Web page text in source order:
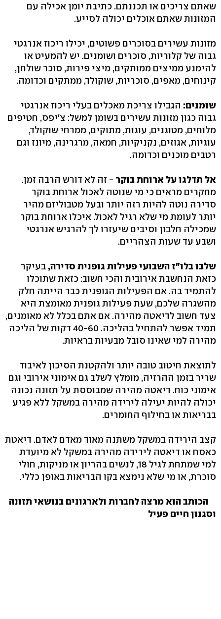
שאתם צריכים או תכננתם. כתיבת יומן אכילה עם
המזונות שאתם אוכלים יכולה לסייע.
מזונות עשירים בסוכרים פשוטים, יכילו ריכוז אנרגטי
גבוה של קלוריות, סוכרים ושומנים. יש להמעיט או
להימנע ממיצים ממותקים, מיצי פירות, סוכר שולחן,
קינוחים, מאפים, סוכריות, שוקולד, ממתקים וכדומה.
שומנים: הגבילו צריכת מאכלים בעלי ריכוז אנרגטי
גבוה כגון מזונות עשירים בשומן למשל: צ'יפס, חטיפים
מלוחים, מטוגנים, עוגות, מתוקים, ממרחי שוקולד,
עוגיות, אגוזים, נקניקיות, חמאה, מרגרינה, מיונז וגם
רטבים מוכנים וכדומה.
אל תדלגו על ארוחת בוקר - זה לא דורש הרבה זמן.
מחקרים מראים כי מי שנוטה לאכול ארוחת בוקר
סדירה נוטה להיות רזה יותר ובעל מטבוליזם מהיר
יותר לעומת מי שלא רגיל לאכול. איכלו ארוחת בוקר
שמכילה חלבון וסיבים שיעזרו לך להרגיש אנרגטי
ושבע עד שעות הצהריים.
שלבו בלו"ז השבועי פעילות גופנית סדירה, בעיקר
כזאת הנחשבת אירובית והכי חשוב: כזאת שתוכלו
להתמיד בה. אם הפעילות הגופנית כבר הייתה חלק
מהשגרה שלכם, שעת פעילות גופנית מאומצת היא
צעד חשוב לדיאטה מהירה. אם אתם בכלל לא מאומנים,
תמיד אפשר להתחיל בהליכה. 40-60 דקות של הליכה
מהירה למי שאינו סובל מבעיות בראיות.
לתוצאת חיטוב טובה יותר ולהקטנת הסיכון לאיבוד
שריר בזמן ההרזיה, מומלץ לשלב גם אימוני אירובי וגם
אימוני כוח. דיאטה מהירה שמבוססת על תזונה נכונה
יכולה להיות יעילה לירידה מהירה במשקל ללא פגיע
בבריאות או בחילוף החומרים.
קצב הירידה במשקל משתנה מאוד מאדם לאדם. דיאטת
כאסח או דיאטה לירידה מהירה במשקל לא מיועדת
למי שמתחת לגיל 18, לנשים בהריון או מניקות, חולי
סוכרת, או מי שלא נימצא בקו הבריאות באופן כללי.
הכותב הוא מרצה לחברות ולארגונים בנושאי תזונה
וסגנון חיים פעיל